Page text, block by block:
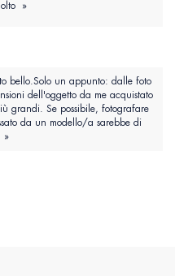
»
bello.Solo un appunto: dalle foto
dell'oggetto da me acquistato
grandi. Se possibile, fotografare
da un modello/a sarebbe di
»